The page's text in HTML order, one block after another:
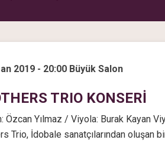
2019 - 20:00 Büyük Salon
TRIO KONSERİ
Özcan Yılmaz / Viyola: Burak Kayan
Trio, İdobale sanatçılarından oluşan